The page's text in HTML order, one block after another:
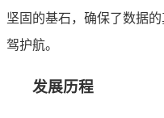
坚固的基石，确保了数据
驾护航。
发展历程